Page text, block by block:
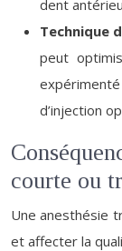
dent
Technique
peut
d’injection
courte ou
Une anesthésie
et affecter la